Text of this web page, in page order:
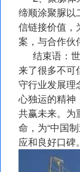
缔顺涂聚脲以
信链接价值，
案，与合作伙
结束语：世
来了很多不可
守行业发展理
心独运的精神
共赢未来。为
命，为“中国
应和良好口碑